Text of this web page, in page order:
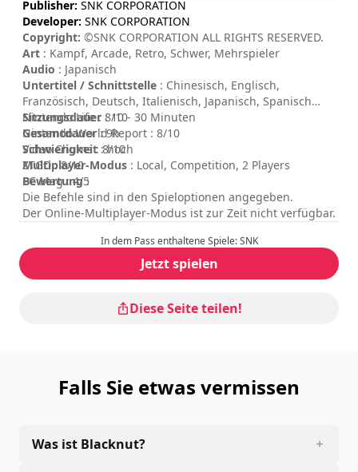
Publisher: SNK CORPORATION
Developer: SNK CORPORATION
Copyright: ©SNK CORPORATION ALL RIGHTS RESERVED.
Art : Kampf, Arcade, Retro, Schwer, Mehrspieler
Audio : Japanisch
Untertitel / Schnittstelle : Chinesisch, Englisch,
Französisch, Deutsch, Italienisch, Japanisch, Spanisch
Sitzungsdauer : 10 - 30 Minuten
Gesamtdauer: 9h
Schwierigkeit: hoch
Multiplayer-Modus : Local, Competition, 2 Players
Bewertung:
Nintendo Life : 8/10
Nintendo World Report : 8/10
Video Chums : 8/10
ZTGD : 8/10
PC Mag : 4/5
Die Befehle sind in den Spieloptionen angegeben.
Der Online-Multiplayer-Modus ist zur Zeit nicht verfügbar.
In dem Pass enthaltene Spiele: SNK
Jetzt spielen
Diese Seite teilen!
Falls Sie etwas vermissen
Was ist Blacknut?